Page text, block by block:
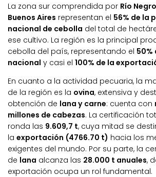
La zona sur comprendida por Río
Buenos Aires representan el 56% de la
nacional de cebolla del total de
ese cultivo. La región es la principal
cebolla del país, representando el 50%
nacional y casi el 100% de la
En cuanto a la actividad pecuaria, la
de la región es la ovina, extensiva y
obtención de lana y carne: cuenta con
millones de cabezas. La certificación
ronda las 9.609,7 t, cuya mitad se
la exportación (4766.70 t) hacia los
exigentes del mundo. Por su parte, la
de lana alcanza las 28.000 t anuales,
exportación ocupa un rol fundamental.